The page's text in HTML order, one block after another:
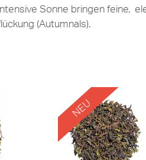
Sonne bringen feine,
(Autumnals).
NEU